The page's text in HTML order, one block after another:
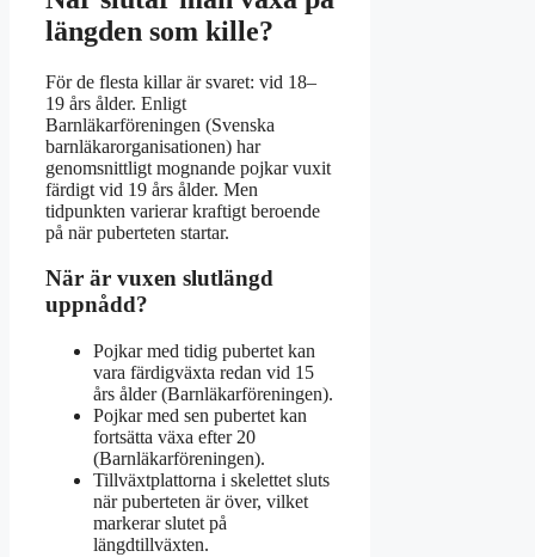
längden som kille?
För de flesta killar är svaret: vid 18–
19 års ålder. Enligt
Barnläkarföreningen (Svenska
barnläkarorganisationen) har
genomsnittligt mognande pojkar vuxit
färdigt vid 19 års ålder. Men
tidpunkten varierar kraftigt beroende
på när puberteten startar.
När är vuxen slutlängd
uppnådd?
Pojkar med tidig pubertet kan
vara färdigväxta redan vid 15
års ålder (Barnläkarföreningen).
Pojkar med sen pubertet kan
fortsätta växa efter 20
(Barnläkarföreningen).
Tillväxtplattorna i skelettet sluts
när puberteten är över, vilket
markerar slutet på
längdtillväxten.